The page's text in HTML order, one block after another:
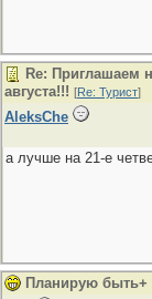
Re: Приглашаем
августа!!! [Re: Турист]
AleksChe
а лучше на 21-е
Планирую быть+